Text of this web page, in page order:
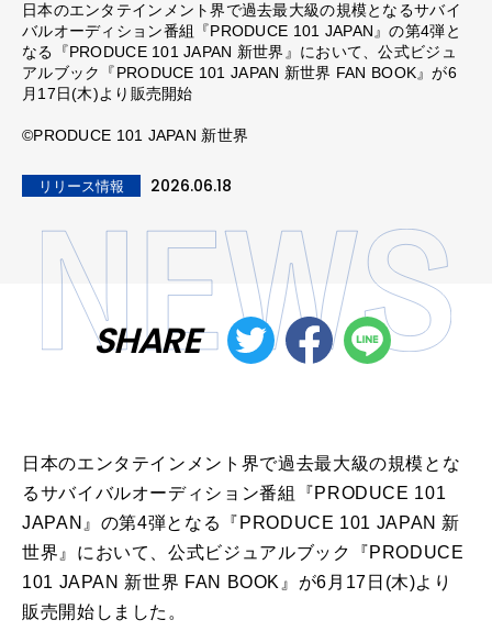
日本のエンタテインメント界で過去最大級の規模となるサバイ
バルオーディション番組『PRODUCE 101 JAPAN』の第4弾と
なる『PRODUCE 101 JAPAN 新世界』において、公式ビジュ
アルブック『PRODUCE 101 JAPAN 新世界 FAN BOOK』が6
月17日(木)より販売開始
©PRODUCE 101 JAPAN 新世界
リリース情報 2026.06.18
SHARE
日本のエンタテインメント界で過去最大級の規模とな
るサバイバルオーディション番組『PRODUCE 101
JAPAN』の第4弾となる『PRODUCE 101 JAPAN 新
世界』において、公式ビジュアルブック『PRODUCE
101 JAPAN 新世界 FAN BOOK』が6月17日(木)より
販売開始しました。